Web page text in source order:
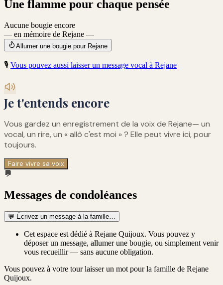
Une flamme pour chaque pensée
Aucune bougie encore
— en mémoire de Rejane —
Allumer une bougie pour Rejane
🎙️ Vous pouvez aussi laisser un message vocal à Rejane
Je t'entends encore
Vous gardez un enregistrement de la voix de Rejane— un
vocal, un rire, un « allô c'est moi » ? Elle peut vivre ici, pour
toujours.
Faire vivre sa voix
💬
Messages de condoléances
💬 Écrivez un message à la famille…
Cet espace est dédié à Rejane Quijoux. Vous pouvez y
déposer un message, allumer une bougie, ou simplement venir
vous recueillir — sans aucune obligation.
Vous pouvez à votre tour laisser un mot pour la famille de Rejane
Quijoux.